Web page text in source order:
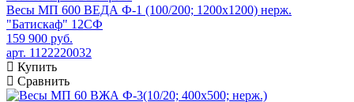
Весы МП 600 ВЕДА Ф-1 (100/200; 1200х1200) нерж.
"Батискаф" 12СФ
159 900 руб.
арт. 1122220032
Купить
Сравнить